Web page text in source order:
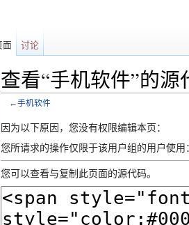
查看“手机软件”的源
←手机软件
因为以下原因，您没有权限编辑本页：
您所请求的操作仅限于该用户组的用户使用
您可以查看与复制此页面的源代码。
面 讨论